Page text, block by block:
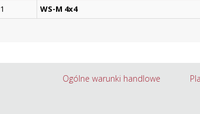
1
WS-M 4x4
Ogólne warunki handlowe